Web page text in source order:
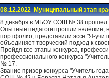
08.12.2022 Муниципальный этап
8 декабря в МБОУ СОШ № 38 прошел
Опытные педагоги прошли нелёгкие,
портфолио, представили эссе "Я-
объединяет творческий подход к
Пройдя все этапы конкурса,
профессионального конкурса
№ 17.
Звание призер конкурса "Учитель